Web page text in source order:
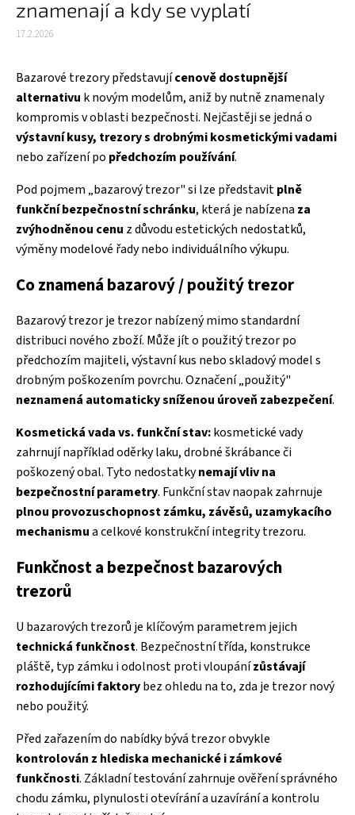
znamenají a kdy se vyplatí
17.2.2026
Bazarové trezory představujícenově dostupnější
alternativu k novým modelům, aniž by nutně znamenaly
kompromis v oblasti bezpečnosti. Nejčastěji se jedná o
výstavní kusy, trezory s drobnými kosmetickými vadami
nebo zařízení po předchozím používání.
Pod pojmem „bazarový trezor" si lze představitplně
funkční bezpečnostní schránku, která je nabízena za
zvýhodněnou cenu z důvodu estetických nedostatků,
výměny modelové řady nebo individuálního výkupu.
Co znamená bazarový / použitý trezor
Bazarový trezor je trezor nabízený mimo standardní
distribuci nového zboží. Může jít o použitý trezor po
předchozím majiteli, výstavní kus nebo skladový model s
drobným poškozením povrchu. Označení „použitý"
neznamená automaticky sníženou úroveň zabezpečení.
Kosmetická vada vs. funkční stav:kosmetické vady
zahrnují například oděrky laku, drobné škrábance či
poškozený obal. Tyto nedostatkynemají vliv na
bezpečnostní parametry. Funkční stav naopak zahrnuje
plnou provozuschopnost zámku, závěsů, uzamykacího
mechanismua celkové konstrukční integrity trezoru.
Funkčnost a bezpečnost bazarových
trezorů
U bazarových trezorů je klíčovým parametrem jejich
technická funkčnost. Bezpečnostní třída, konstrukce
pláště, typ zámku i odolnost proti vloupánízůstávají
rozhodujícími faktorybez ohledu na to, zda je trezor nový
nebo použitý.
Před zařazením do nabídky bývá trezor obvykle
kontrolován z hlediska mechanické i zámkové
funkčnosti. Základní testování zahrnuje ověření správného
chodu zámku, plynulosti otevírání a uzavírání a kontrolu